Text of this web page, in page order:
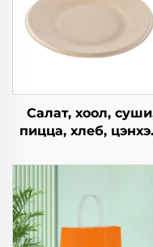
Салат, хоол,
пицца, хлеб,
гамбургерийг
зориулагдсан
ашиглах
крафт хавтангаас